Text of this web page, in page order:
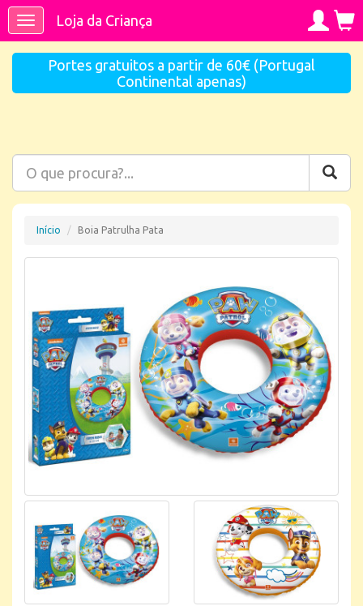
ToggleLoja da Criança
Portes gratuitos a partir de 60€ (Portugal
Continental apenas)
Início Boia Patrulha Pata